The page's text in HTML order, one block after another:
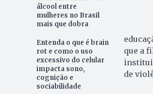
álcool entre
mulheres no Brasil
mais que dobra
Entenda o que é brain
rot e como o uso
excessivo do celular
impacta sono,
cognição e
sociabilidade
que a
de